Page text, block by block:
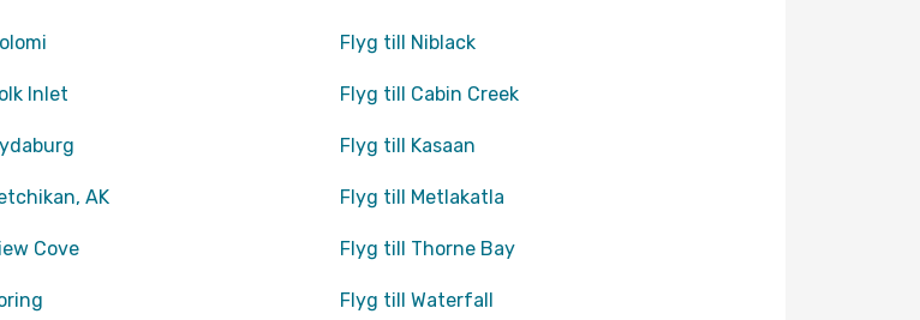
Flyg till Niblack
Inlet Flyg till Cabin Creek
Flyg till Kasaan
AK Flyg till Metlakatla
Cove Flyg till Thorne Bay
Flyg till Waterfall